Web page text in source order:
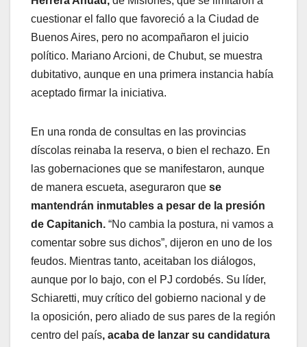
cuestionar el fallo que favoreció a la Ciudad de
Buenos Aires, pero no acompañaron el juicio
político. Mariano Arcioni, de Chubut, se muestra
dubitativo, aunque en una primera instancia había
aceptado firmar la iniciativa.
En una ronda de consultas en las provincias
díscolas reinaba la reserva, o bien el rechazo. En
las gobernaciones que se manifestaron, aunque
de manera escueta, aseguraron que se
mantendrán inmutables a pesar de la presión
de Capitanich. “No cambia la postura, ni vamos a
comentar sobre sus dichos”, dijeron en uno de los
feudos. Mientras tanto, aceitaban los diálogos,
aunque por lo bajo, con el PJ cordobés. Su líder,
Schiaretti, muy crítico del gobierno nacional y de
la oposición, pero aliado de sus pares de la región
centro del país, acaba de lanzar su candidatura